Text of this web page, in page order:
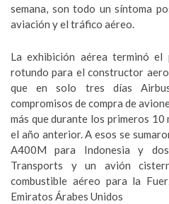
semana, son todo un síntoma
aviación y el tráfico aéreo.
La exhibición aérea terminó
rotundo para el constructor
que en solo tres días
compromisos de compra de
más que durante los primeros
el año anterior. A esos se
A400M para Indonesia y
Transports y un avión
combustible aéreo para la
Emiratos Árabes Unidos